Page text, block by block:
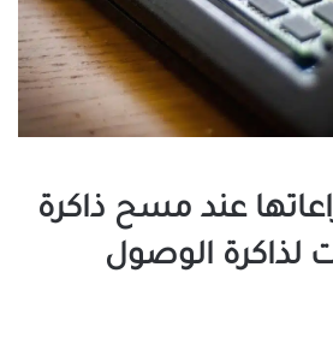
عند مسح ذاكرة
لذاكرة الوصول